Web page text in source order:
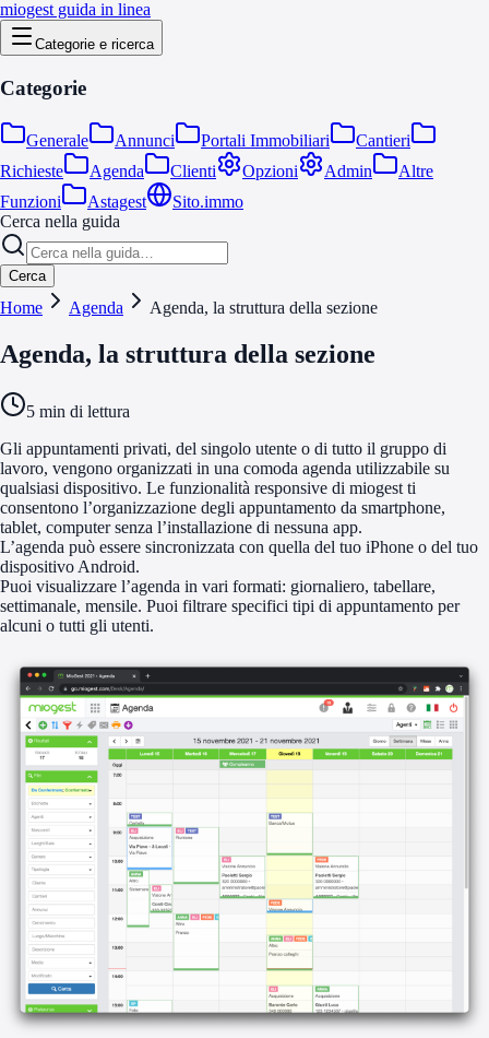
miogest guida in linea
Categorie e ricerca
Categorie
Generale Annunci Portali Immobiliari
Cantieri
Richieste
Agenda Clienti Opzioni Admin
Altre
Funzioni
Astagest
Sito.immo
Cerca nella guida
Cerca
Home Agenda Agenda, la struttura della sezione
Agenda, la struttura della sezione
5 min di lettura
Gli appuntamenti privati, del singolo utente o di tutto il gruppo di
lavoro, vengono organizzati in una comoda agenda utilizzabile su
qualsiasi dispositivo. Le funzionalità responsive di miogest ti
consentono l’organizzazione degli appuntamento da smartphone,
tablet, computer senza l’installazione di nessuna app.
L’agenda può essere sincronizzata con quella del tuo iPhone o del tuo
dispositivo Android.
Puoi visualizzare l’agenda in vari formati: giornaliero, tabellare,
settimanale, mensile. Puoi filtrare specifici tipi di appuntamento per
alcuni o tutti gli utenti.